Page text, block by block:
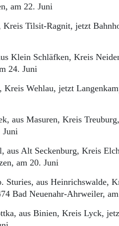
am 22. Juni
Kreis Tilsit-Ragnit, jetzt
Klein Schläfken, Kreis
24. Juni
Kreis Wehlau, jetzt
aus Masuren, Kreis
Juni
aus Alt Seckenburg, Kreis
am 20. Juni
Sturies, aus Heinrichswalde,
Bad Neuenahr-Ahrweiler,
aus Binien, Kreis Lyck,